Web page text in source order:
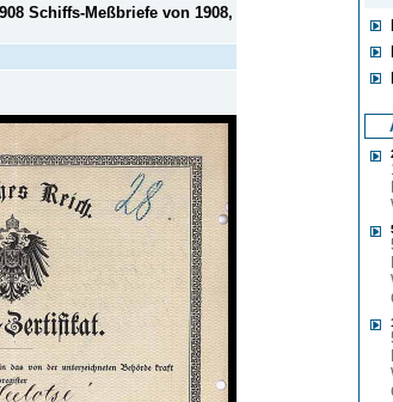
Schiffs-Meßbriefe von 1908,